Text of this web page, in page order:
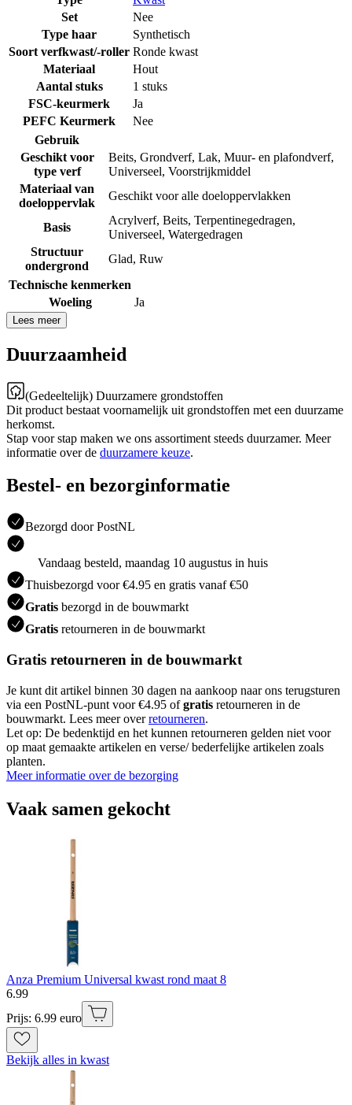
Set
Nee
Type haar
Synthetisch
Soort verfkwast/-roller Ronde kwast
Materiaal
Hout
Aantal stuks
1 stuks
FSC-keurmerk
Ja
PEFC Keurmerk
Nee
Gebruik
Geschikt voor
type verf
Beits, Grondverf, Lak, Muur- en plafondverf,
Universeel, Voorstrijkmiddel
Materiaal van
doeloppervlak
Geschikt voor alle doeloppervlakken
Basis
Acrylverf, Beits, Terpentinegedragen,
Universeel, Watergedragen
Structuur
ondergrond
Glad, Ruw
Technische kenmerken
Woeling
Ja
Lees meer
Duurzaamheid
(Gedeeltelijk) Duurzamere grondstoffen
Dit product bestaat voornamelijk uit grondstoffen met een duurzame
herkomst.
Stap voor stap maken we ons assortiment steeds duurzamer. Meer
informatie over de duurzamere keuze.
Bestel- en bezorginformatie
Bezorgd door PostNL
Vandaag besteld, maandag 10 augustus in huis
Thuisbezorgd voor €4.95 en gratis vanaf €50
Gratis bezorgd in de bouwmarkt
Gratis retourneren in de bouwmarkt
Gratis retourneren in de bouwmarkt
Je kunt dit artikel binnen 30 dagen na aankoop naar ons terugsturen
via een PostNL-punt voor €4.95 ofgratis retourneren in de
bouwmarkt. Lees meer overretourneren.
Let op: De bedenktijd en het kunnen retourneren gelden niet voor
op maat gemaakte artikelen en verse/ bederfelijke artikelen zoals
planten.
Meer informatie over de bezorging
Vaak samen gekocht
Anza Premium Universal kwast rond maat 8
6.99
Prijs: 6.99 euro
Bekijk alles in kwast